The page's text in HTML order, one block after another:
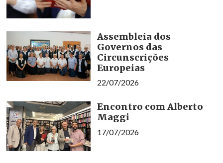
Assembleia dos
Governos das
Circunscrições
Europeias
22/07/2026
Encontro com Alberto
Maggi
17/07/2026